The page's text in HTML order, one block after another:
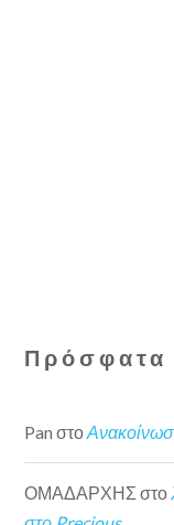
Πρόσφατα
Pan στο
ΟΜΑΔΑΡΧΗΣ στο